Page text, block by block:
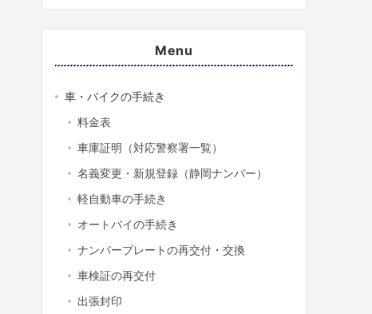
Menu
車・バイクの手続き
料金表
車庫証明（対応警察署一覧）
名義変更・新規登録（静岡ナンバー）
軽自動車の手続き
オートバイの手続き
ナンバープレートの再交付・交換
車検証の再交付
出張封印